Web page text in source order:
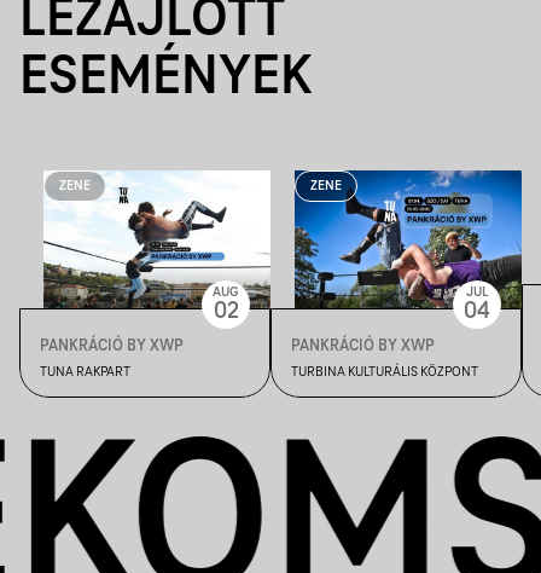
LEZAJLOTT
ESEMÉNYEK
ZENE
PANKRÁCIÓ BY XWP
TUNA RAKPART
AUG
02
ZENE
PANKRÁCIÓ BY XWP
TURBINA KULTURÁLIS KÖZPONT
JUL
04